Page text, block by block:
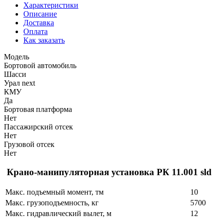
Характеристики
Описание
Доставка
Оплата
Как заказать
Модель
Бортовой автомобиль
Шасси
Урал next
КМУ
Да
Бортовая платформа
Нет
Пассажирский отсек
Нет
Грузовой отсек
Нет
Крано-манипуляторная установка РК 11.001 sld
Макс. подъемный момент, тм
10
Макс. грузоподъемность, кг
5700
Макс. гидравлический вылет, м
12